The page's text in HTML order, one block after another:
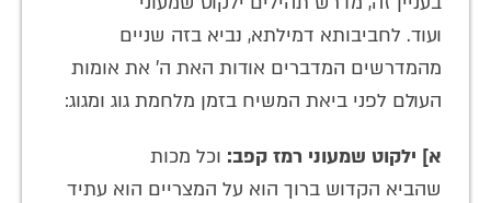
ועוד. לחביבותא דמילתא, נביא בזה שניים
מהמדרשים המדברים אודות האת ה' את אומות
העולם לפני ביאת המשיח בזמן מלחמת גוג ומגוג:
א] ילקוט שמעוני רמז קפב: וכל מכות
שהביא הקדוש ברוך הוא על המצריים הוא עתיד